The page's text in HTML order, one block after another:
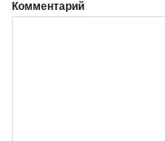
Комментарий